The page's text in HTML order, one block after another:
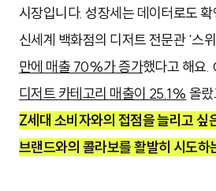
시장입니다. 성장세는 데이터로도
신세계 백화점의 디저트 전문관 ‘스
만에 매출 70%가 증가했다고 해요.
디저트 카테고리 매출이 25.1% 올
Z세대 소비자와의 접점을 늘리고 싶
브랜드와의 콜라보를 활발히 시도하